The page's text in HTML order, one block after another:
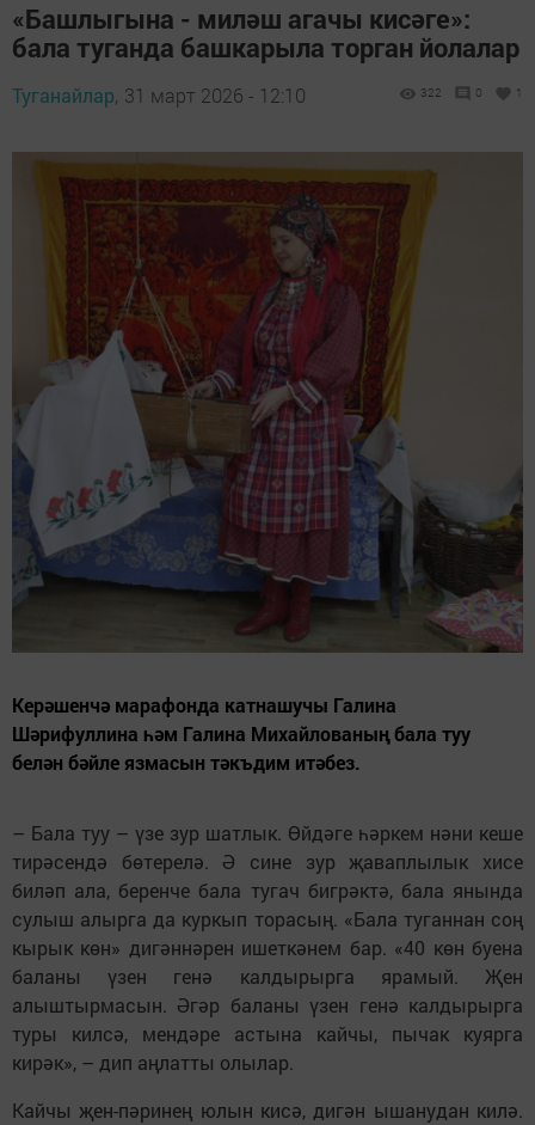
«Башлыгына - миләш агачы кисәге»:
бала туганда башкарыла торган йолалар
Туганайлар, 31 март 2026 - 12:10 322 0 1
Керәшенчә марафонда катнашучы Галина
Шәрифуллина һәм Галина Михайлованың бала туу
белән бәйле язмасын тәкъдим итәбез.
– Бала туу – үзе зур шатлык. Өйдәге һәркем нәни кеше
тирәсендә бөтерелә. Ә сине зур җаваплылык хисе
биләп ала, беренче бала тугач бигрәктә, бала янында
сулыш алырга да куркып торасың. «Бала туганнан соң
кырык көн» дигәннәрен ишеткәнем бар. «40 көн буена
баланы үзен генә калдырырга ярамый. Җен
алыштырмасын. Әгәр баланы үзен генә калдырырга
туры килсә, мендәре астына кайчы, пычак куярга
кирәк», – дип аңлатты олылар.
Кайчы җен-пәринең юлын кисә, дигән ышанудан килә.